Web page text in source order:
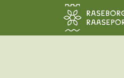
Hoppa till sidans innehåll